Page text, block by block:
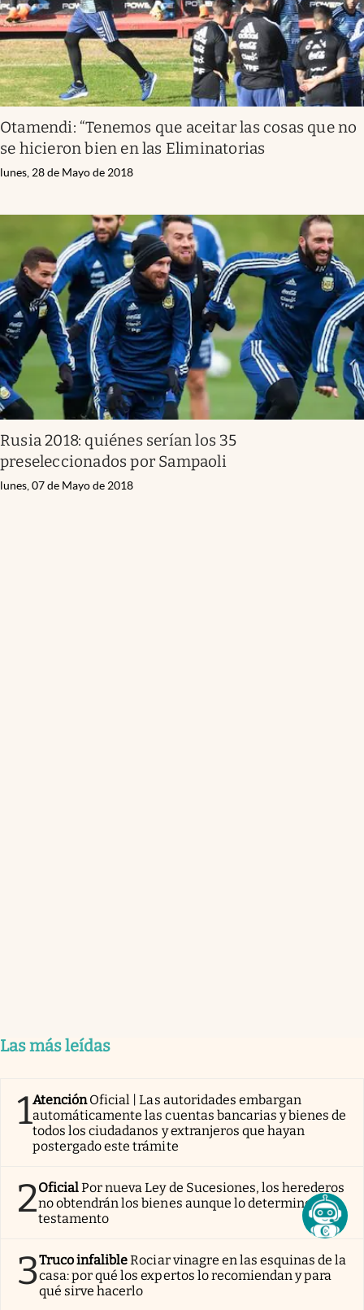
Otamendi: “Tenemos que aceitar las cosas que no
se hicieron bien en las Eliminatorias
lunes, 28 de Mayo de 2018
Rusia 2018: quiénes serían los 35
preseleccionados por Sampaoli
lunes, 07 de Mayo de 2018
Las más leídas
1AtenciónOficial | Las autoridades embargan
automáticamente las cuentas bancarias y bienes de
todos los ciudadanos y extranjeros que hayan
postergado este trámite
2OficialPor nueva Ley de Sucesiones, los herederos
no obtendrán los bienes aunque lo determine el
testamento
3Truco infalibleRociar vinagre en las esquinas de la
casa: por qué los expertos lo recomiendan y para
qué sirve hacerlo